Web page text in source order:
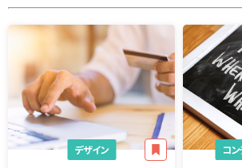
デザイン